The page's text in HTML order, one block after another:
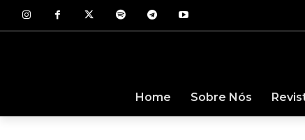
Home Sobre Nós